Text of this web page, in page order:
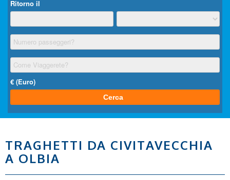
TRAGHETTI DA CIVITAVECCHIA
A OLBIA